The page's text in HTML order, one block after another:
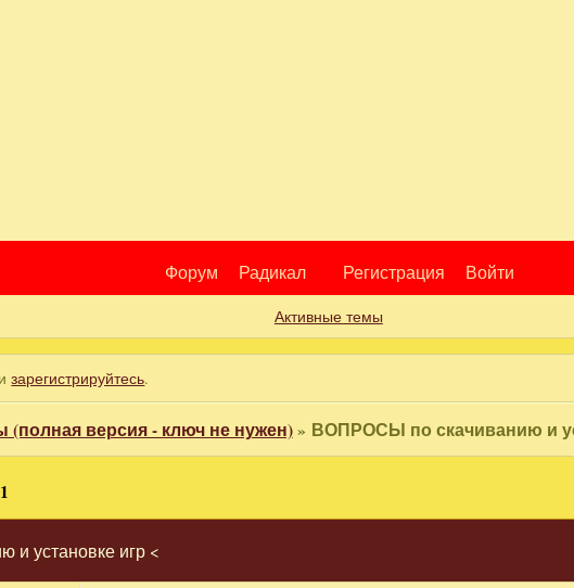
Форум Радикал Регистрация Войти
Активные темы
зарегистрируйтесь.
(полная версия - ключ не нужен)» ВОПРОСЫ по скачиванию и
установке игр <